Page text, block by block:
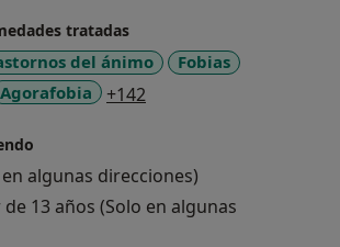
tratadas
del ánimo
Fobias
Agorafobia +142
algunas direcciones)
13 años (Solo en algunas